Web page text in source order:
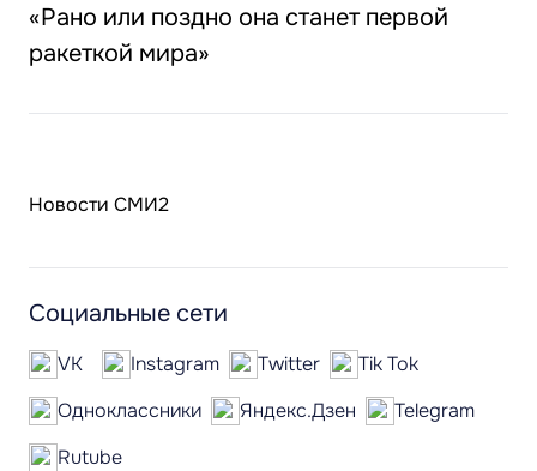
«Рано или поздно она станет первой
ракеткой мира»
Новости СМИ2
Социальные сети
VK Instagram Twitter
Tik Tok
Одноклассники
Яндекс.Дзен
Telegram
Rutube